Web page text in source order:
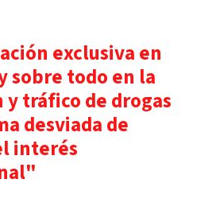
exclusiva en
sobre todo en la
y tráfico de drogas
desviada de
interés